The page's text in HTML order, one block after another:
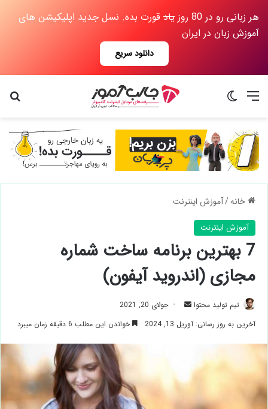
هر زبانی رو در 80 روز یاد قورت بده. نسل جدید اپلیکیشن های
آموزش زبان در ایران
دانلود سریع
منو
خانه/آموزش اینترنت
آموزش اینترنت
7 بهترین برنامه ساخت شماره
مجازی (اندروید آیفون)
تیم تولید محتوا
ارسال
ایمیل
جولای 20, 2021
آخرین به روز رسانی: آوریل 13, 2024
خواندن این مطلب 6 دقیقه زمان میبرد